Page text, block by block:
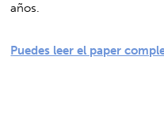
años.
Puedes leer el paper